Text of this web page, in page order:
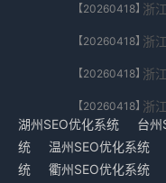
【20260418】
【20260418】
【20260418】
【20260418】
湖州SEO优化系统
台州
统
温州SEO优化系统
统
衢州SEO优化系统